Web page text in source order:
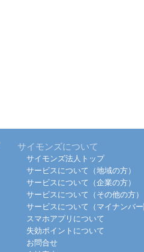
サイモンズについて
サイモンズ法人トップ
サービスについて（地域の方）
サービスについて（企業の方）
サービスについて（その他の方）
サービスについて（マイナンバー
スマホアプリについて
失効ポイントについて
お問合せ